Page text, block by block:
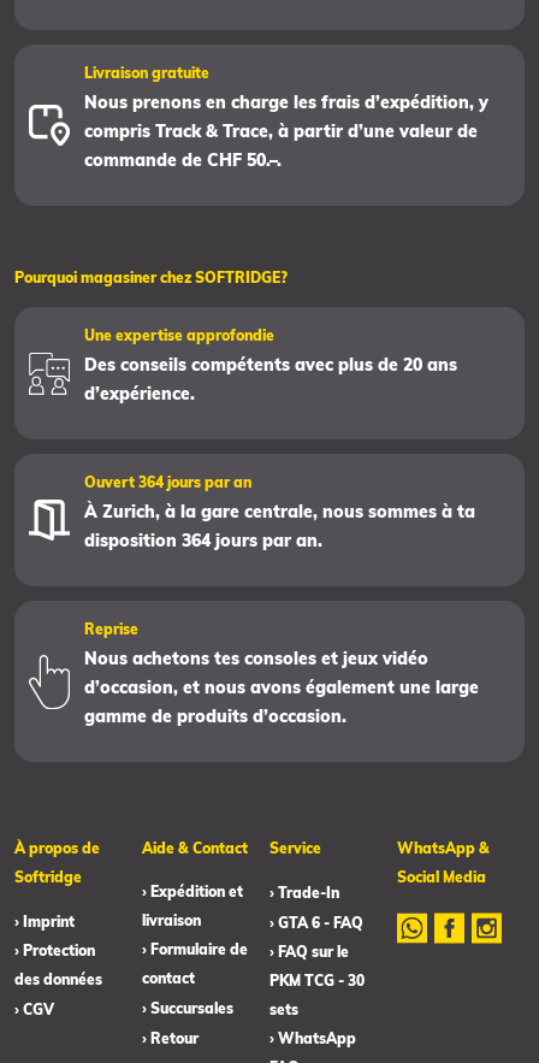
Livraison gratuite
Nous prenons en charge les frais d’expédition, y
compris Track & Trace, à partir d’une valeur de
commande de CHF 50.–.
Pourquoi magasiner chez SOFTRIDGE?
Une expertise approfondie
Des conseils compétents avec plus de 20 ans
d’expérience.
Ouvert 364 jours par an
À Zurich, à la gare centrale, nous sommes à ta
disposition 364 jours par an.
Reprise
Nous achetons tes consoles et jeux vidéo
d’occasion, et nous avons également une large
gamme de produits d’occasion.
À propos de
Softridge
› Imprint
› Protection
des données
› CGV
Aide & Contact
› Expédition et
livraison
› Formulaire de
contact
› Succursales
› Retour
Service
› Trade-In
› GTA 6 - FAQ
› FAQ sur le
PKM TCG - 30
sets
› WhatsApp
WhatsApp &
Social Media